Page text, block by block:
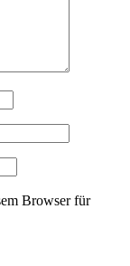
Browser für